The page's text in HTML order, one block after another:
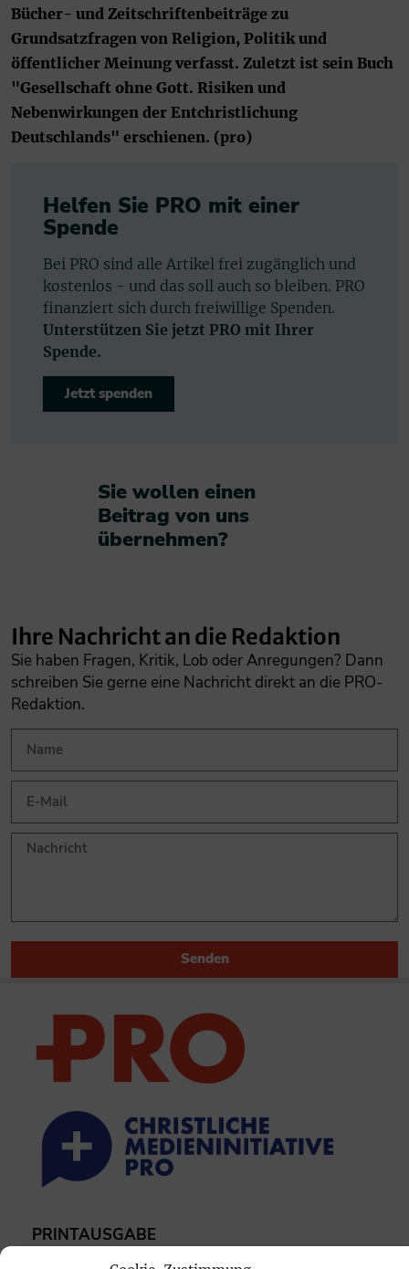
Bücher- und Zeitschriftenbeiträge zu
Grundsatzfragen von Religion, Politik und
öffentlicher Meinung verfasst. Zuletzt ist sein Buch
"Gesellschaft ohne Gott. Risiken und
Nebenwirkungen der Entchristlichung
Deutschlands" erschienen. (pro)
Helfen Sie PRO mit einer
Spende
Bei PRO sind alle Artikel frei zugänglich und
kostenlos - und das soll auch so bleiben. PRO
finanziert sich durch freiwillige Spenden.
Unterstützen Sie jetzt PRO mit Ihrer
Spende.
Jetzt spenden
Sie wollen einen
Beitrag von uns
übernehmen?​
Ihre Nachricht an die Redaktion
Sie haben Fragen, Kritik, Lob oder Anregungen? Dann
schreiben Sie gerne eine Nachricht direkt an die PRO-
Redaktion.
Senden
PRINTAUSGABE
Mediadaten